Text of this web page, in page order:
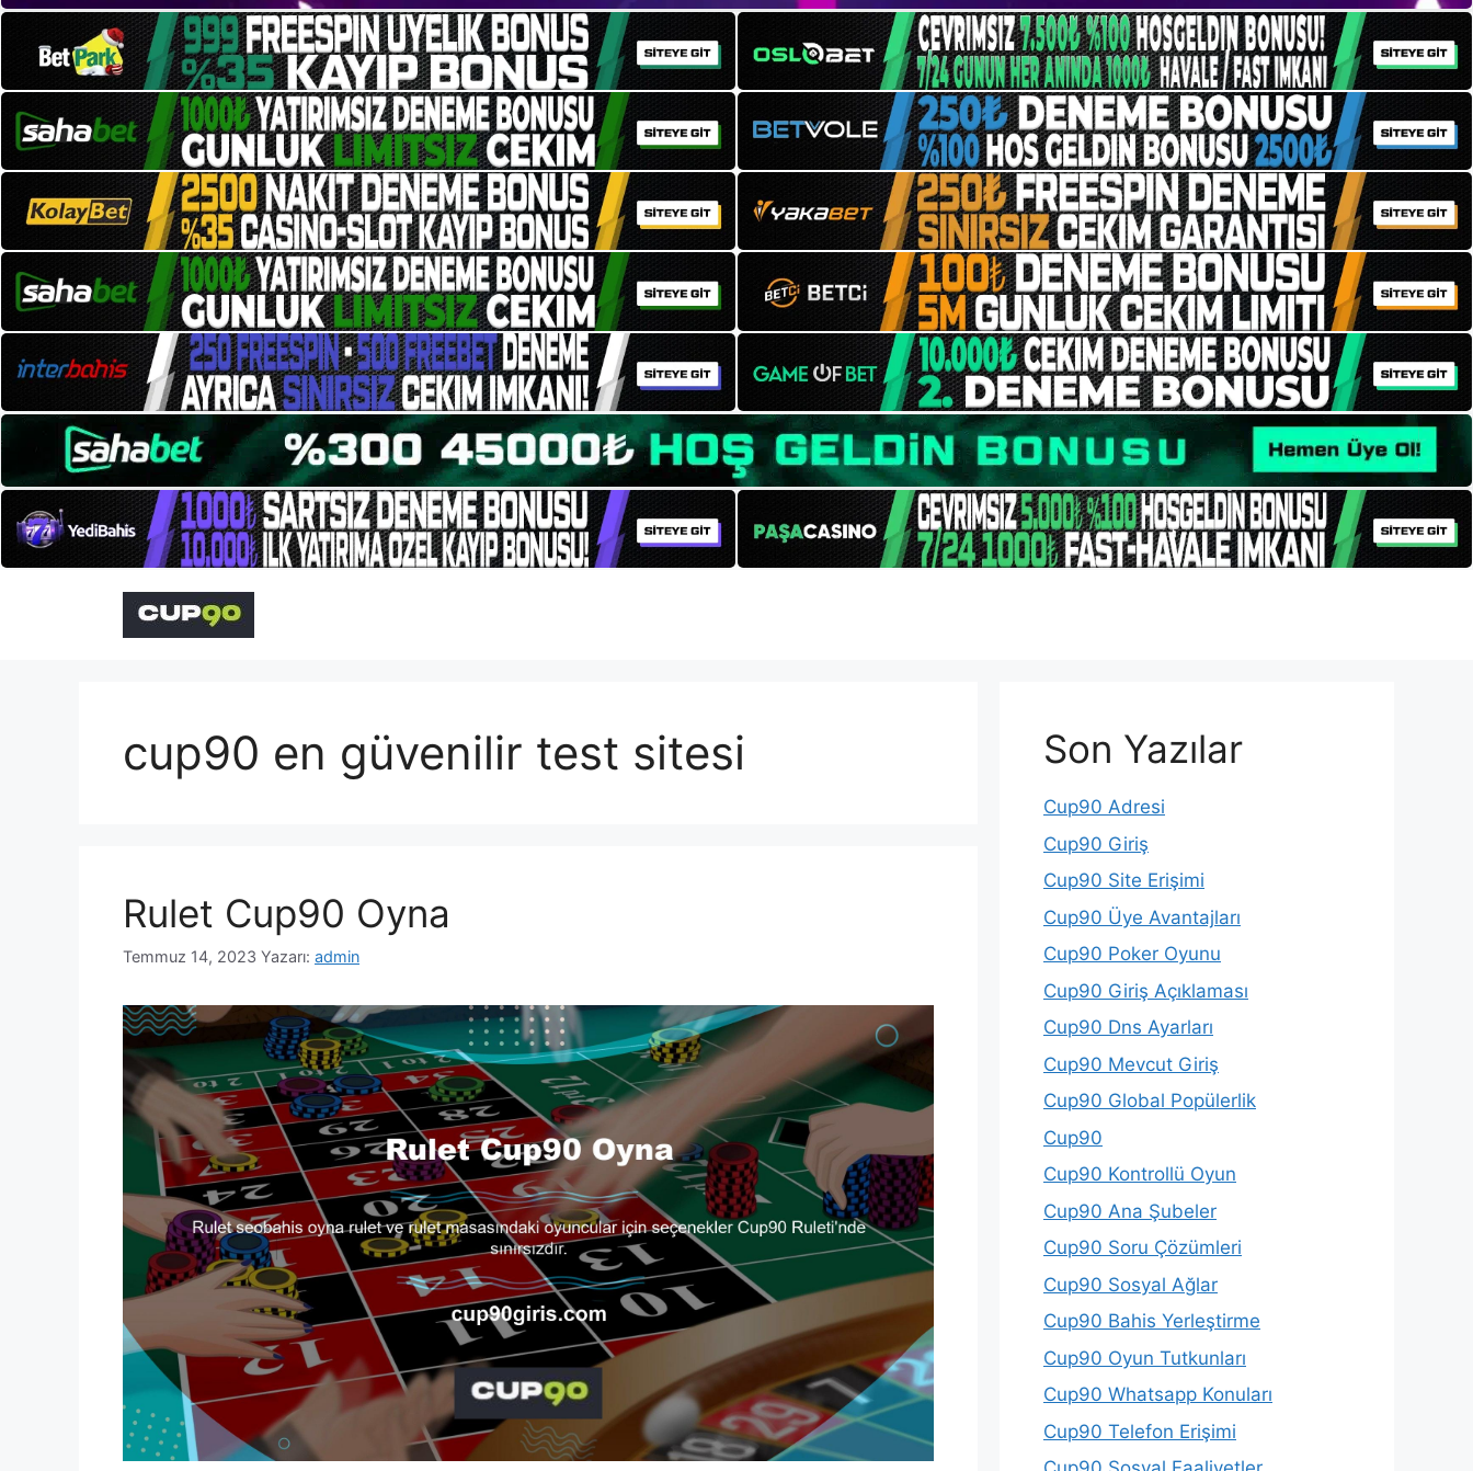
cup90 en güvenilir test sitesi
Rulet Cup90 Oyna
Temmuz 14, 2023 Yazarı: admin
Son Yazılar
Cup90 Adresi
Cup90 Giriş
Cup90 Site Erişimi
Cup90 Üye Avantajları
Cup90 Poker Oyunu
Cup90 Giriş Açıklaması
Cup90 Dns Ayarları
Cup90 Mevcut Giriş
Cup90 Global Popülerlik
Cup90
Cup90 Kontrollü Oyun
Cup90 Ana Şubeler
Cup90 Soru Çözümleri
Cup90 Sosyal Ağlar
Cup90 Bahis Yerleştirme
Cup90 Oyun Tutkunları
Cup90 Whatsapp Konuları
Cup90 Telefon Erişimi